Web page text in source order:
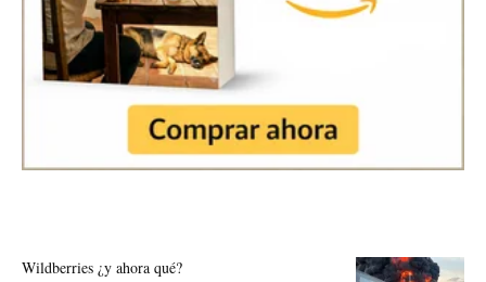
Wildberries ¿y ahora qué?